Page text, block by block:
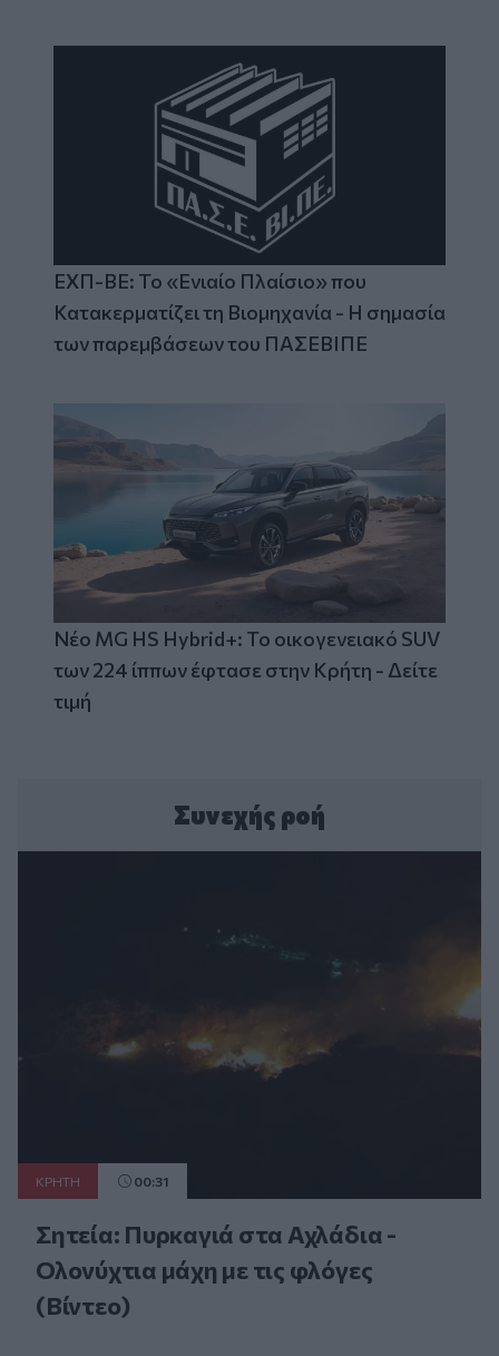
ΕΧΠ-ΒΕ: Το «Ενιαίο Πλαίσιο» που
Κατακερματίζει τη Βιομηχανία - Η σημασία
των παρεμβάσεων του ΠΑΣΕΒΙΠΕ
Νέο MG HS Hybrid+: Το οικογενειακό SUV
των 224 ίππων έφτασε στην Κρήτη - Δείτε
τιμή
Συνεχής ροή
ΚΡΗΤΗ 00:31
Σητεία: Πυρκαγιά στα Αχλάδια -
Ολονύχτια μάχη με τις φλόγες
(Βίντεο)